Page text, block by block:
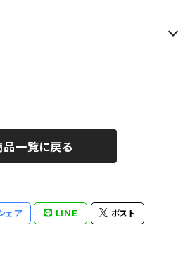
品一覧に戻る
ェア LINE ポスト